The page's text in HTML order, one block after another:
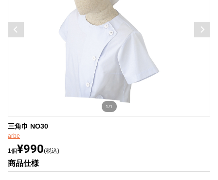
1/1
三角巾 NO30
arbe
1個¥990(税込)
商品仕様